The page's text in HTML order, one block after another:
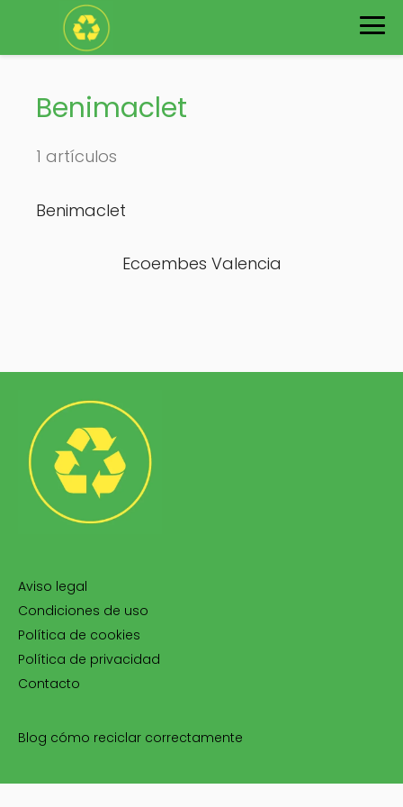
Benimaclet
1 artículos
Benimaclet
Ecoembes Valencia
Aviso legal
Condiciones de uso
Política de cookies
Política de privacidad
Contacto
Blog cómo reciclar correctamente